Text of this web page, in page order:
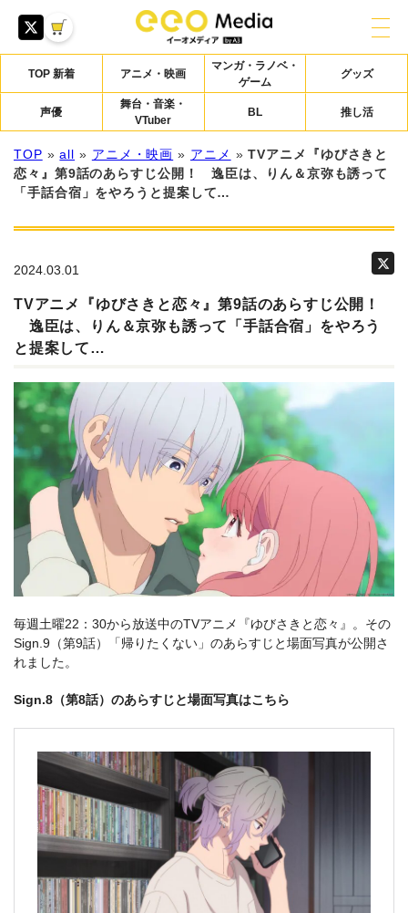
TOP 新着 アニメ・映画
マンガ・ラノベ・
ゲーム
グッズ
声優
舞台・音楽・
VTuber
BL 推し活
TOP »all » アニメ・映画 » アニメ »TVアニメ『ゆびさきと
恋々』第9話のあらすじ公開！ 逸臣は、りん＆京弥も誘って
「手話合宿」をやろうと提案して…
2024.03.01
TVアニメ『ゆびさきと恋々』第9話のあらすじ公開！
逸臣は、りん＆京弥も誘って「手話合宿」をやろう
と提案して…
毎週土曜22：30から放送中のTVアニメ『ゆびさきと恋々』。その
Sign.9（第9話）「帰りたくない」のあらすじと場面写真が公開さ
れました。
Sign.8（第8話）のあらすじと場面写真はこちら